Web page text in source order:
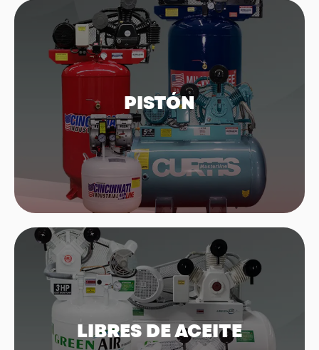
PISTÓN
Compresores de Pistón
LIBRES DE ACEITE
Compresores Libres de Aceite